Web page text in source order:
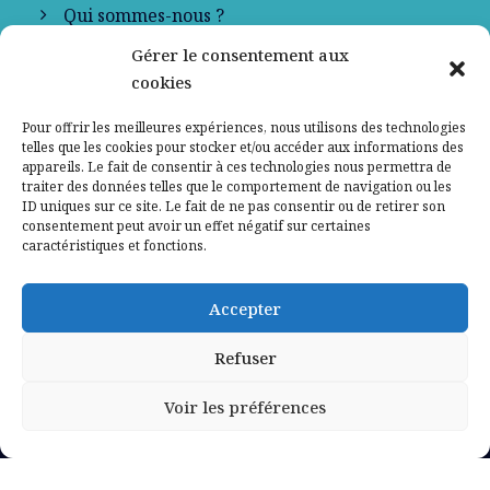
Gérer le consentement aux
cookies
Pour offrir les meilleures expériences, nous utilisons des technologies
telles que les cookies pour stocker et/ou accéder aux informations des
appareils. Le fait de consentir à ces technologies nous permettra de
traiter des données telles que le comportement de navigation ou les
ID uniques sur ce site. Le fait de ne pas consentir ou de retirer son
consentement peut avoir un effet négatif sur certaines
caractéristiques et fonctions.
Accepter
Refuser
Voir les préférences
Qui sommes-nous ?
Contactez-nous
Mentions légales
Politique de confidentialité